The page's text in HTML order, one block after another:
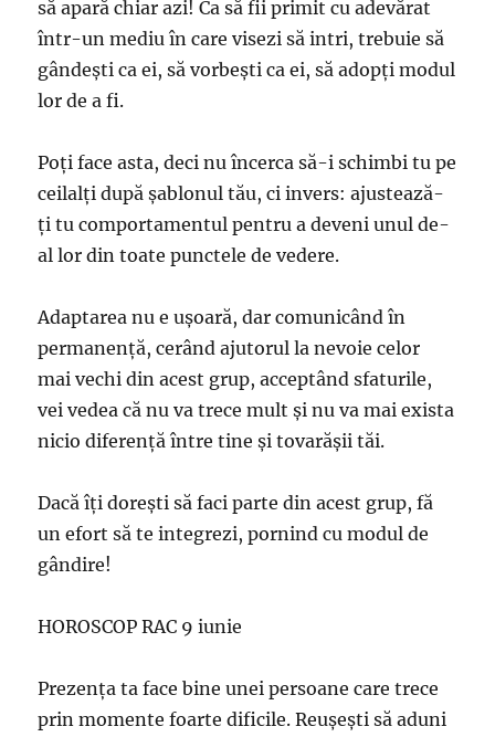
să apară chiar azi! Ca să fii primit cu adevărat
într-un mediu în care visezi să intri, trebuie să
gândeşti ca ei, să vorbeşti ca ei, să adopţi modul
lor de a fi.
Poţi face asta, deci nu încerca să-i schimbi tu pe
ceilalţi după şablonul tău, ci invers: ajustează-
ţi tu comportamentul pentru a deveni unul de-
al lor din toate punctele de vedere.
Adaptarea nu e uşoară, dar comunicând în
permanenţă, cerând ajutorul la nevoie celor
mai vechi din acest grup, acceptând sfaturile,
vei vedea că nu va trece mult şi nu va mai exista
nicio diferenţă între tine şi tovarăşii tăi.
Dacă îţi doreşti să faci parte din acest grup, fă
un efort să te integrezi, pornind cu modul de
gândire!
HOROSCOP RAC 9 iunie
Prezenţa ta face bine unei persoane care trece
prin momente foarte dificile. Reuşeşti să aduni